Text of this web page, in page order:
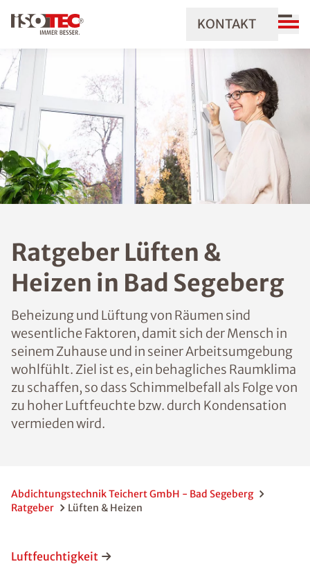
KONTAKT
Ratgeber Lüften &
Heizen in Bad Segeberg
Beheizung und Lüftung von Räumen sind
wesentliche Faktoren, damit sich der Mensch in
seinem Zuhause und in seiner Arbeitsumgebung
wohlfühlt. Ziel ist es, ein behagliches Raumklima
zu schaffen, so dass Schimmelbefall als Folge von
zu hoher Luftfeuchte bzw. durch Kondensation
vermieden wird.
Abdichtungstechnik Teichert GmbH - Bad Segeberg
Ratgeber
Lüften & Heizen
Luftfeuchtigkeit